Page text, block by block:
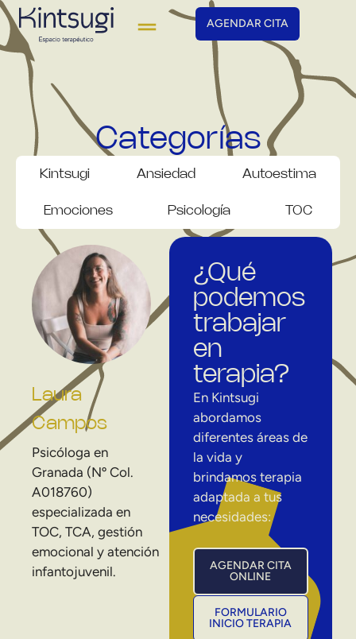
AGENDAR CITA
Categorías
Kintsugi Ansiedad Autoestima
Emociones Psicología TOC
Laura
Campos
Psicóloga en
Granada (Nº Col.
A018760)
especializada en
TOC, TCA, gestión
emocional y atención
infantojuvenil.
¿Qué
podemos
trabajar
en
terapia?
En Kintsugi
abordamos
diferentes áreas de
la vida y
brindamos terapia
adaptada a tus
necesidades:
AGENDAR CITA
ONLINE
FORMULARIO
INICIO TERAPIA